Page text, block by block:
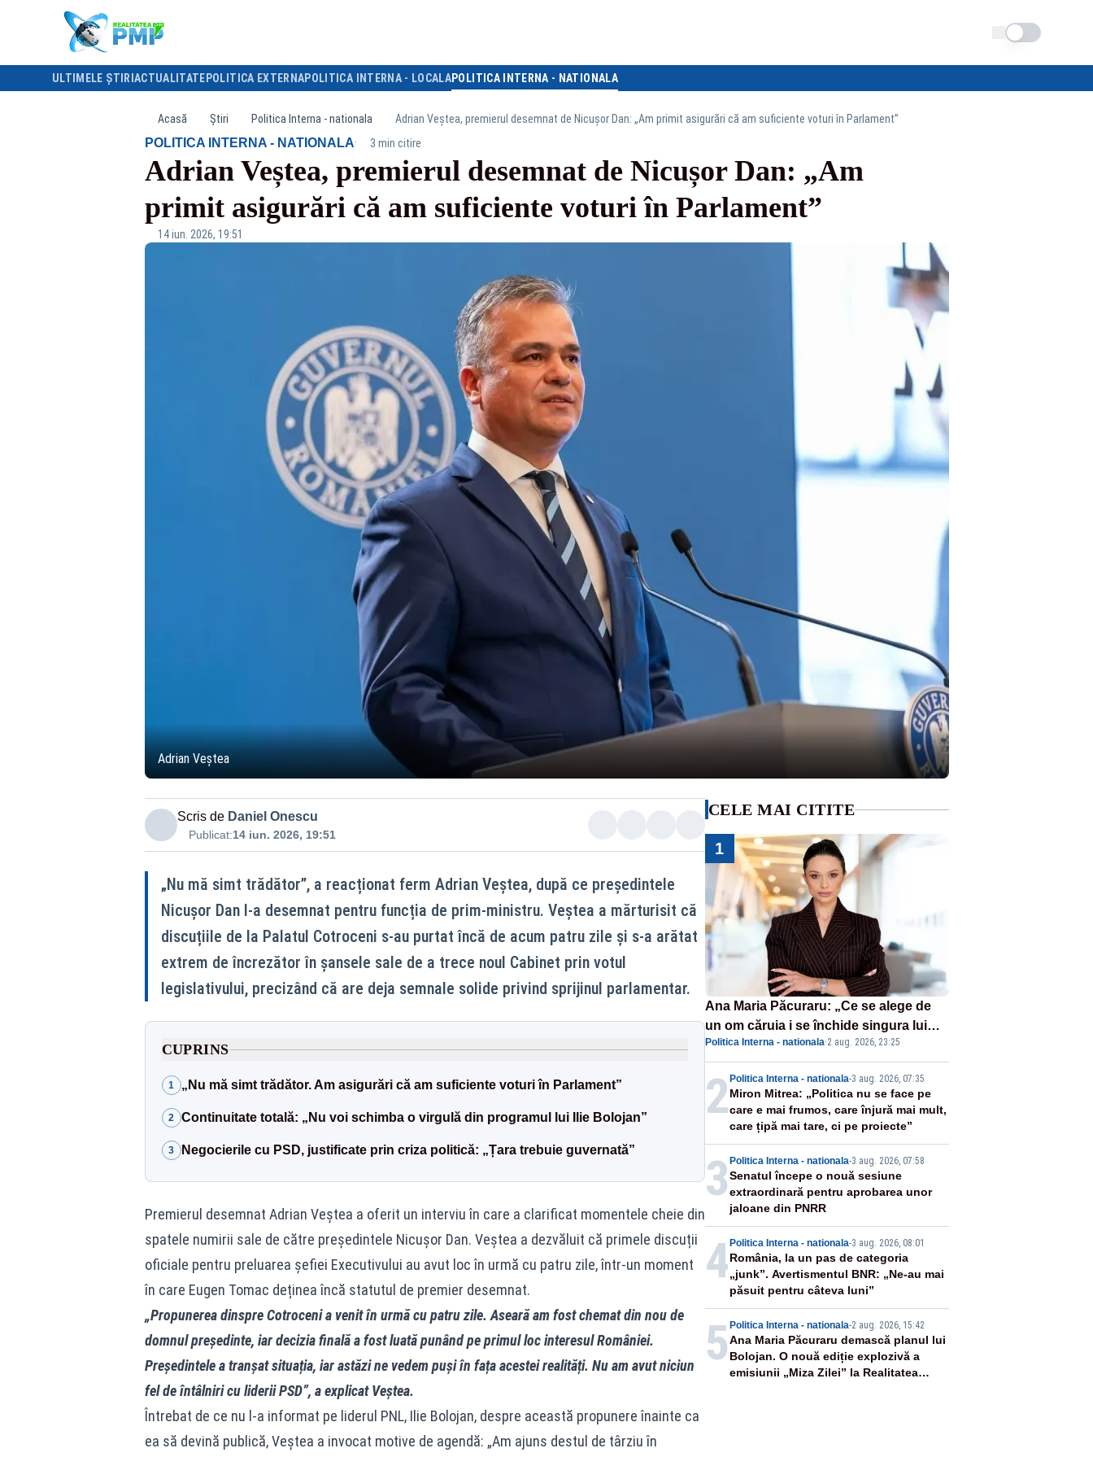
Schimba tema
ULTIMELE ȘTIRI ACTUALITATE POLITICA EXTERNAPOLITICA INTERNA - LOCALAPOLITICA INTERNA - NATIONALA
Acasă Știri Politica Interna - nationala Adrian Veștea, premierul desemnat de Nicușor Dan: „Am primit asigurări că am suficiente voturi în Parlament”
POLITICA INTERNA - NATIONALA· 3 min citire
Adrian Veștea, premierul desemnat de Nicușor Dan: „Am
primit asigurări că am suficiente voturi în Parlament”
14 iun. 2026, 19:51
Adrian Veștea
Scris de Daniel Onescu
Publicat:14 iun. 2026, 19:51
„Nu mă simt trădător”, a reacționat ferm Adrian Veștea, după ce președintele
Nicușor Dan l-a desemnat pentru funcția de prim-ministru. Veștea a mărturisit că
discuțiile de la Palatul Cotroceni s-au purtat încă de acum patru zile și s-a arătat
extrem de încrezător în șansele sale de a trece noul Cabinet prin votul
legislativului, precizând că are deja semnale solide privind sprijinul parlamentar.
CUPRINS
1 „Nu mă simt trădător. Am asigurări că am suficiente voturi în Parlament”
2 Continuitate totală: „Nu voi schimba o virgulă din programul lui Ilie Bolojan”
3 Negocierile cu PSD, justificate prin criza politică: „Țara trebuie guvernată”
Premierul desemnat Adrian Veștea a oferit un interviu în care a clarificat momentele cheie din
spatele numirii sale de către președintele Nicușor Dan. Veștea a dezvăluit că primele discuții
oficiale pentru preluarea șefiei Executivului au avut loc în urmă cu patru zile, într-un moment
în care Eugen Tomac deținea încă statutul de premier desemnat.
„Propunerea dinspre Cotroceni a venit în urmă cu patru zile. Aseară am fost chemat din nou de
domnul președinte, iar decizia finală a fost luată punând pe primul loc interesul României.
Președintele a tranșat situația, iar astăzi ne vedem puși în fața acestei realități. Nu am avut niciun
fel de întâlniri cu liderii PSD”, a explicat Veștea.
Întrebat de ce nu l-a informat pe liderul PNL, Ilie Bolojan, despre această propunere înainte ca
ea să devină publică, Veștea a invocat motive de agendă: „Am ajuns destul de târziu în
CELE MAI CITITE
1
Ana Maria Păcuraru: „Ce se alege de
un om căruia i se închide singura lui
portiță?”
Politica Interna - nationala·2 aug. 2026, 23:25
2 Politica Interna - nationala-3 aug. 2026, 07:35
Miron Mitrea: „Politica nu se face pe
care e mai frumos, care înjură mai mult,
care țipă mai tare, ci pe proiecte”
3 Politica Interna - nationala-3 aug. 2026, 07:58
Senatul începe o nouă sesiune
extraordinară pentru aprobarea unor
jaloane din PNRR
4 Politica Interna - nationala-3 aug. 2026, 08:01
România, la un pas de categoria
„junk”. Avertismentul BNR: „Ne-au mai
păsuit pentru câteva luni”
5 Politica Interna - nationala-2 aug. 2026, 15:42
Ana Maria Păcuraru demască planul lui
Bolojan. O nouă ediție explozivă a
emisiunii „Miza Zilei” la Realitatea